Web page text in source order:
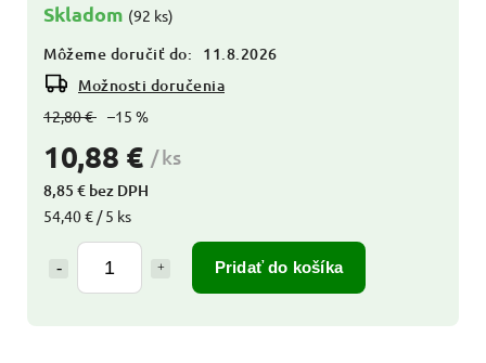
12,80 € –15 %
10,88 € / ks
8,85 € bez DPH
54,40 € / 5 ks
Pridať do košíka
Skladom (92 ks)
Môžeme doručiť do:
11.8.2026
Možnosti doručenia